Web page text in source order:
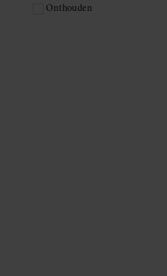
Onthouden